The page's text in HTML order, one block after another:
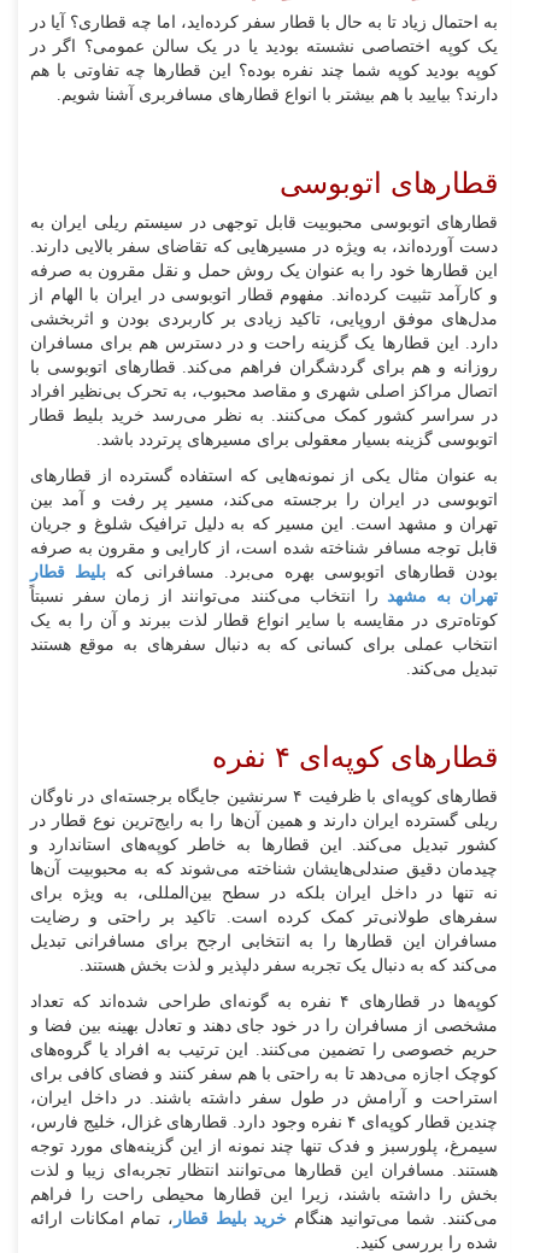
به احتمال زیاد تا به حال با قطار سفر کرده‌اید، اما چه قطاری؟ آیا در
یک کوپه اختصاصی نشسته بودید یا در یک سالن عمومی؟ اگر در
کوپه بودید کوپه شما چند نفره بوده؟ این قطارها چه تفاوتی با هم
دارند؟ بیایید با هم بیشتر با انواع قطارهای مسافربری آشنا شویم.
قطارهای اتوبوسی
قطارهای اتوبوسی محبوبیت قابل توجهی در سیستم ریلی ایران به
دست آورده‌اند، به ویژه در مسیرهایی که تقاضای سفر بالایی دارند.
این قطارها خود را به عنوان یک روش حمل و نقل مقرون به صرفه
و کارآمد تثبیت کرده‌اند. مفهوم قطار اتوبوسی در ایران با الهام از
مدل‌های موفق اروپایی، تاکید زیادی بر کاربردی بودن و اثربخشی
دارد. این قطارها یک گزینه راحت و در دسترس هم برای مسافران
روزانه و هم برای گردشگران فراهم می‌کند. قطارهای اتوبوسی با
اتصال مراکز اصلی شهری و مقاصد محبوب، به تحرک بی‌نظیر افراد
در سراسر کشور کمک می‌کنند. به نظر می‌رسد خرید بلیط قطار
اتوبوسی گزینه بسیار معقولی برای مسیرهای پرتردد باشد.
به عنوان مثال یکی از نمونه‌هایی که استفاده گسترده از قطارهای
اتوبوسی در ایران را برجسته می‌کند، مسیر پر رفت و آمد بین
تهران و مشهد است. این مسیر که به دلیل ترافیک شلوغ و جریان
قابل توجه مسافر شناخته شده است، از کارایی و مقرون به صرفه
بودن قطارهای اتوبوسی بهره می‌برد. مسافرانی که بلیط قطار
تهران به مشهد را انتخاب می‌کنند می‌توانند از زمان سفر نسبتاً
کوتاه‌تری در مقایسه با سایر انواع قطار لذت ببرند و آن را به یک
انتخاب عملی برای کسانی که به دنبال سفرهای به موقع هستند
تبدیل می‌کند.
قطارهای کوپه‌ای ۴ نفره
قطارهای کوپه‌ای با ظرفیت ۴ سرنشین جایگاه برجسته‌ای در ناوگان
ریلی گسترده ایران دارند و همین آن‌ها را به رایج‌ترین نوع قطار در
کشور تبدیل می‌کند. این قطارها به خاطر کوپه‌های استاندارد و
چیدمان دقیق صندلی‌هایشان شناخته می‌شوند که به محبوبیت آن‌ها
نه تنها در داخل ایران بلکه در سطح بین‌المللی، به ویژه برای
سفرهای طولانی‌تر کمک کرده است. تاکید بر راحتی و رضایت
مسافران این قطارها را به انتخابی ارجح برای مسافرانی تبدیل
می‌کند که به دنبال یک تجربه سفر دلپذیر و لذت بخش هستند.
کوپه‌‌ها در قطارهای ۴ نفره به گونه‌ای طراحی شده‌اند که تعداد
مشخصی از مسافران را در خود جای دهند و تعادل بهینه بین فضا و
حریم خصوصی را تضمین می‌کنند. این ترتیب به افراد یا گروه‌های
کوچک اجازه می‌دهد تا به راحتی با هم سفر کنند و فضای کافی برای
استراحت و آرامش در طول سفر داشته باشند. در داخل ایران،
چندین قطار کوپه‌ای ۴ نفره وجود دارد. قطارهای غزال، خلیج فارس،
سیمرغ، پلورسبز و فدک تنها چند نمونه از این گزینه‌های مورد توجه
هستند. مسافران این قطارها می‌توانند انتظار تجربه‌ای زیبا و لذت
بخش را داشته باشند، زیرا این قطارها محیطی راحت را فراهم
می‌کنند. شما می‌توانید هنگام خرید بلیط قطار ، تمام امکانات ارائه
شده را بررسی کنید.